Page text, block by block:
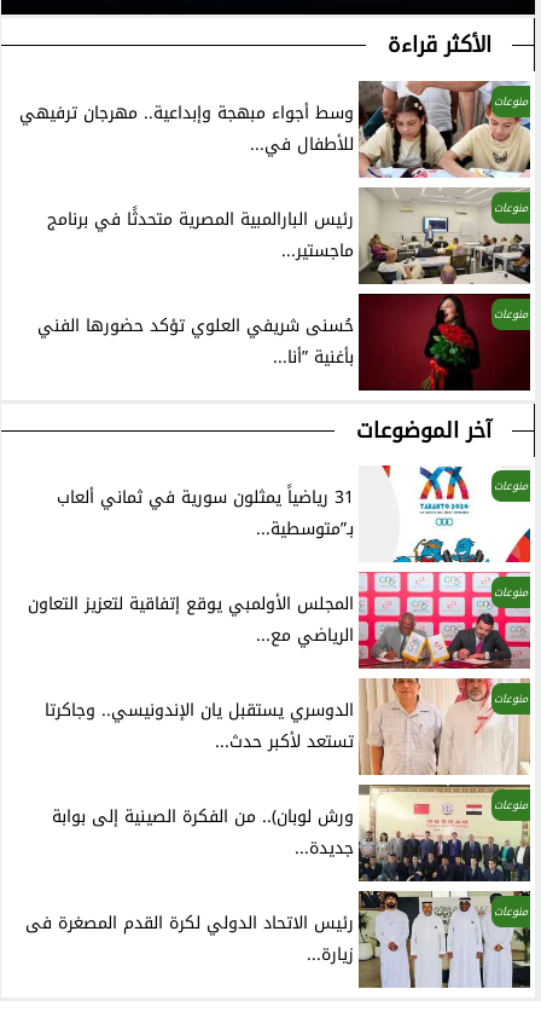
الأكثر قراءة
منوعات
وسط أجواء مبهجة وإبداعية.. مهرجان ترفيهي
للأطفال في...
منوعات
رئيس البارالمبية المصرية متحدثًا في برنامج
ماجستير...
منوعات
حُسنى شريفي العلوي تؤكد حضورها الفني
بأغنية ”أنا...
آخر الموضوعات
منوعات
31 رياضياً يمثلون سورية في ثماني ألعاب
بـ”متوسطية...
منوعات
المجلس الأولمبي يوقع إتفاقية لتعزيز التعاون
الرياضي مع...
منوعات
الدوسري يستقبل يان الإندونيسي.. وجاكرتا
تستعد لأكبر حدث...
منوعات
ورش لوبان).. من الفكرة الصينية إلى بوابة
جديدة...
منوعات
رئيس الاتحاد الدولي لكرة القدم المصغرة فى
زيارة...